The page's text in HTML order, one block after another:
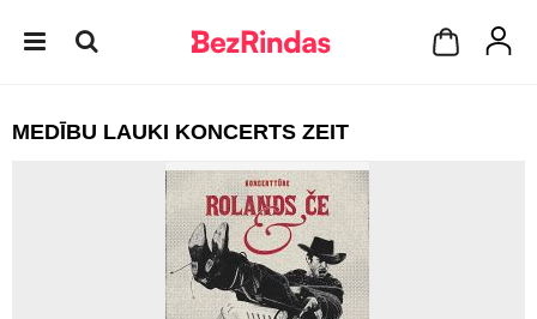
MEDĪBU LAUKI KONCERTS ZEIT